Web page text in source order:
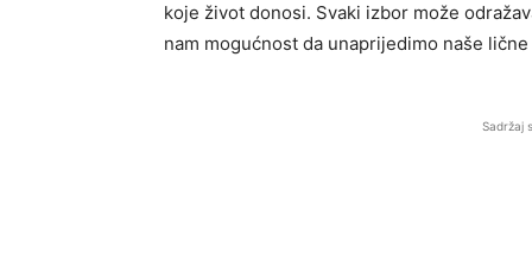
koje život donosi. Svaki izbor može
nam mogućnost da unaprijedimo naše
Sadržaj